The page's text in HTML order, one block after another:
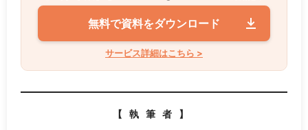
無料で資料をダウンロード
サービス詳細はこちら >
【執筆者】